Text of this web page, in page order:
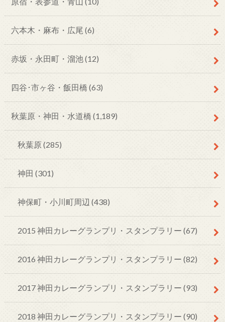
六本木・麻布・広尾 (6)
赤坂・永田町・溜池(12)
四谷･市ヶ谷・飯田橋 (63)
秋葉原・神田・水道橋 (1,189)
秋葉原 (285)
神田 (301)
神保町・小川町周辺 (438)
2015 神田カレーグランプリ・スタンプラリー (67)
2016 神田カレーグランプリ・スタンプラリー (82)
2017 神田カレーグランプリ・スタンプラリー (93)
2018 神田カレーグランプリ・スタンプラリー (90)